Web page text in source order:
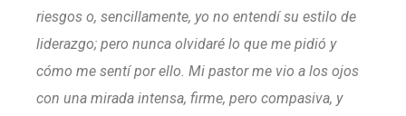
riesgos o, sencillamente, yo no entendí su estilo de
liderazgo; pero nunca olvidaré lo que me pidió y
cómo me sentí por ello. Mi pastor me vio a los ojos
con una mirada intensa, firme, pero compasiva, y